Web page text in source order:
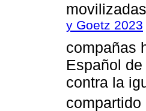
y Goetz 2023
compañas
Español
contra la